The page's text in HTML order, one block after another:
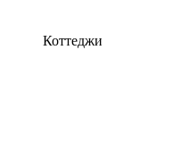
Коттеджи